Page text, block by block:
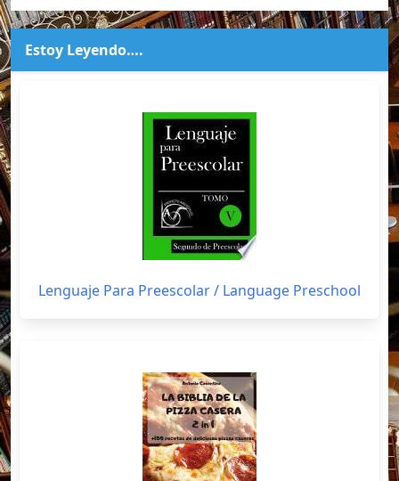
Estoy Leyendo….
Lenguaje Para Preescolar / Language Preschool